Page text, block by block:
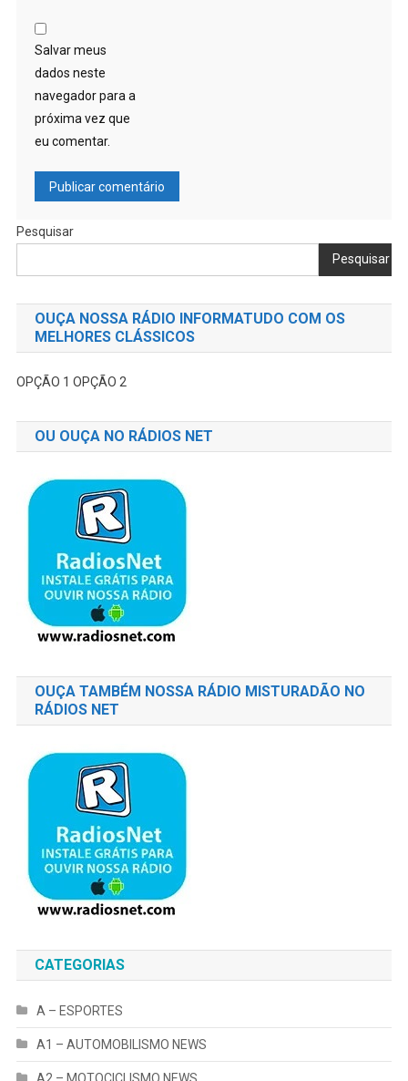
Salvar meus
dados neste
navegador para a
próxima vez que
eu comentar.
Pesquisar
Pesquisar
OUÇA NOSSA RÁDIO INFORMATUDO COM OS
MELHORES CLÁSSICOS
OPÇÃO 1 OPÇÃO 2
OU OUÇA NO RÁDIOS NET
OUÇA TAMBÉM NOSSA RÁDIO MISTURADÃO NO
RÁDIOS NET
CATEGORIAS
A – ESPORTES
A1 – AUTOMOBILISMO NEWS